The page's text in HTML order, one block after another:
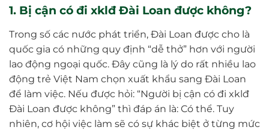
1. Bị cận có đi xklđ Đài Loan được không?
Trong số các nước phát triển, Đài Loan được cho là
quốc gia có những quy định “dễ thở” hơn với người
lao động ngoại quốc. Đây cũng là lý do rất nhiều lao
động trẻ Việt Nam chọn xuất khẩu sang Đài Loan
để làm việc. Nếu được hỏi: “Người bị cận có đi xklđ
Đài Loan được không” thì đáp án là: Có thể. Tuy
nhiên, cơ hội việc làm sẽ có sự khác biệt ở từng mức